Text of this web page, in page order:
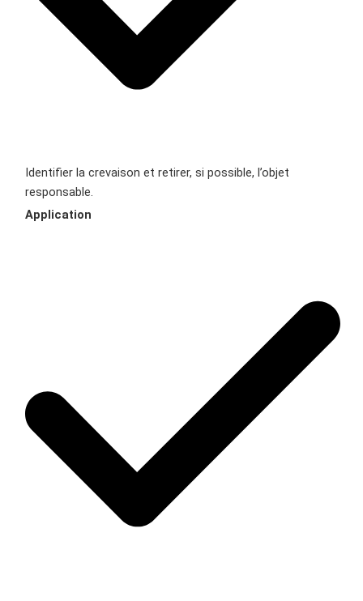
Identifier la crevaison et retirer, si possible, l’objet
responsable.
Application